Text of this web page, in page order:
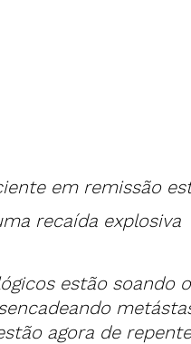
em remissão
recaída explosiva
estão soando
agora de